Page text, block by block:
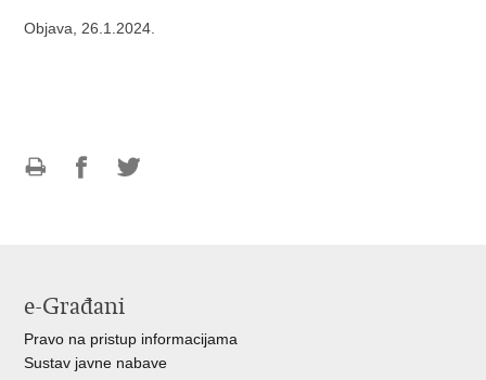
Objava, 26.1.2024.
e-Građani
Pravo na pristup informacijama
Sustav javne nabave